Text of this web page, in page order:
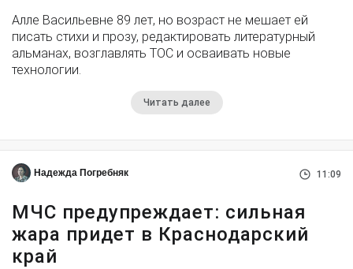
Алле Васильевне 89 лет, но возраст не мешает ей
писать стихи и прозу, редактировать литературный
альманах, возглавлять ТОС и осваивать новые
технологии.
Читать далее
Надежда Погребняк 11:09
МЧС предупреждает: сильная
жара придет в Краснодарский
край